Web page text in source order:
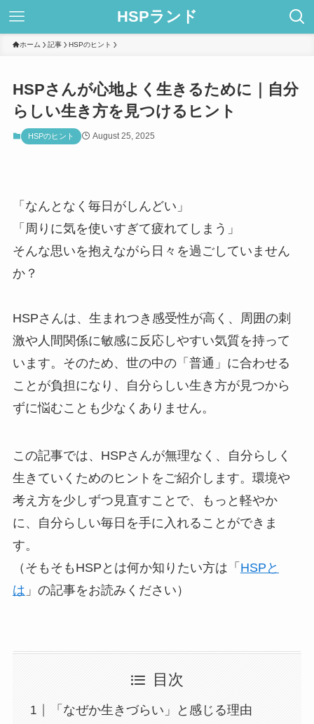
HSPランド
ホーム 記事 HSPのヒント
HSPさんが心地よく生きるために｜自分
らしい生き方を見つけるヒント
HSPのヒント August 25, 2025
「なんとなく毎日がしんどい」
「周りに気を使いすぎて疲れてしまう」
そんな思いを抱えながら日々を過ごしていません
か？
HSPさんは、生まれつき感受性が高く、周囲の刺
激や人間関係に敏感に反応しやすい気質を持って
います。そのため、世の中の「普通」に合わせる
ことが負担になり、自分らしい生き方が見つから
ずに悩むことも少なくありません。
この記事では、HSPさんが無理なく、自分らしく
生きていくためのヒントをご紹介します。環境や
考え方を少しずつ見直すことで、もっと軽やか
に、自分らしい毎日を手に入れることができま
す。
（そもそもHSPとは何か知りたい方は「 HSPと
は 」の記事をお読みください）
目次
「なぜか生きづらい」と感じる理由